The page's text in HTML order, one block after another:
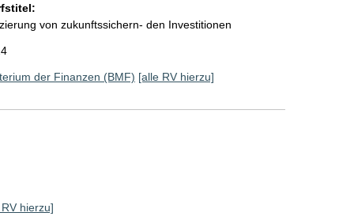
von zukunftssichern- den Investitionen
der Finanzen (BMF) [alle RV hierzu]
hierzu]